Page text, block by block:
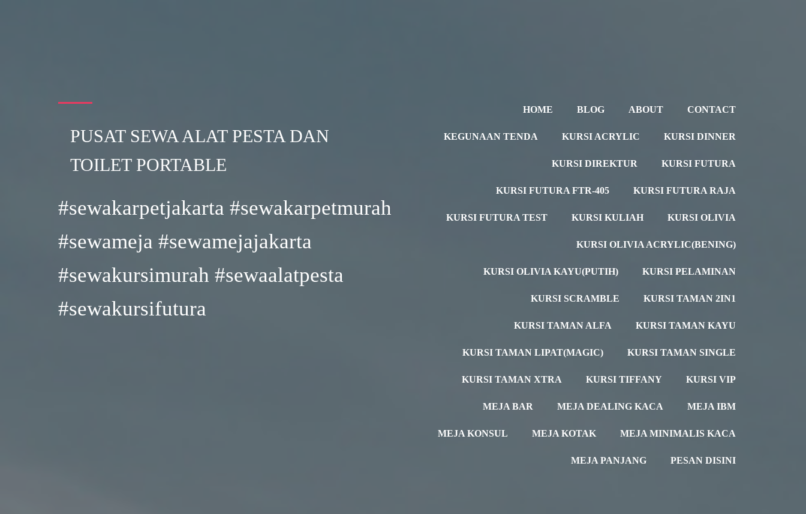
PUSAT SEWA ALAT PESTA DAN
TOILET PORTABLE
#sewakarpetjakarta #sewakarpetmurah
#sewameja #sewamejajakarta
#sewakursimurah #sewaalatpesta
#sewakursifutura
HOME BLOG ABOUT CONTACT
KEGUNAAN TENDA KURSI ACRYLIC KURSI DINNER
KURSI DIREKTUR KURSI FUTURA
KURSI FUTURA FTR-405 KURSI FUTURA RAJA
KURSI FUTURA TEST KURSI KULIAH KURSI OLIVIA
KURSI OLIVIA ACRYLIC(BENING)
KURSI OLIVIA KAYU(PUTIH) KURSI PELAMINAN
KURSI SCRAMBLE KURSI TAMAN 2IN1
KURSI TAMAN ALFA KURSI TAMAN KAYU
KURSI TAMAN LIPAT(MAGIC) KURSI TAMAN SINGLE
KURSI TAMAN XTRA KURSI TIFFANY KURSI VIP
MEJA BAR MEJA DEALING KACA MEJA IBM
MEJA KONSUL MEJA KOTAK MEJA MINIMALIS KACA
MEJA PANJANG PESAN DISINI